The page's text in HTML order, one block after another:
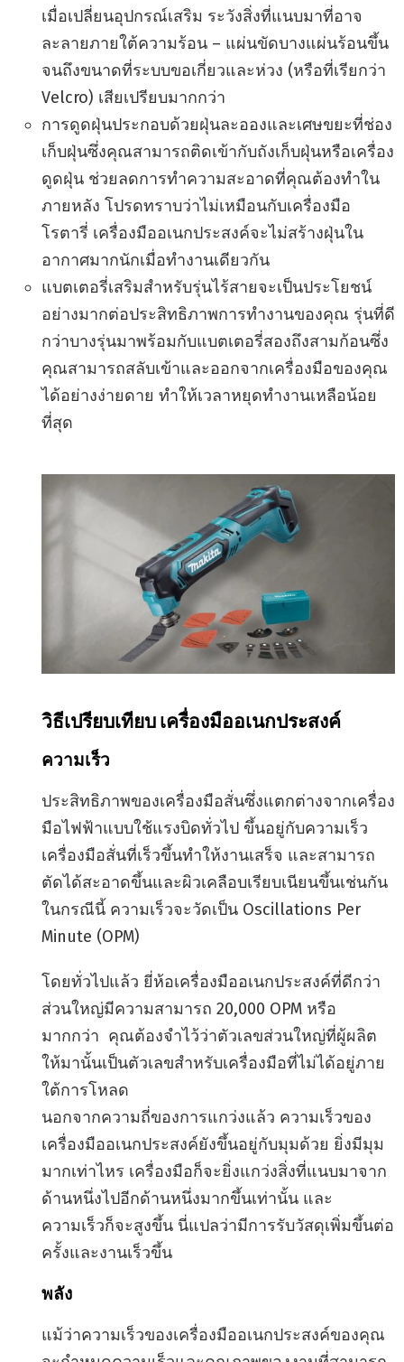
เมื่อเปลี่ยนอุปกรณ์เสริม ระวังสิ่งที่แนบมาที่อาจ
ละลายภายใต้ความร้อน – แผ่นขัดบางแผ่นร้อนขึ้น
จนถึงขนาดที่ระบบขอเกี่ยวและห่วง (หรือที่เรียกว่า
Velcro) เสียเปรียบมากกว่า
การดูดฝุ่นประกอบด้วยฝุ่นละอองและเศษขยะที่ช่อง
เก็บฝุ่นซึ่งคุณสามารถติดเข้ากับถังเก็บฝุ่นหรือเครื่อง
ดูดฝุ่น ช่วยลดการทำความสะอาดที่คุณต้องทำใน
ภายหลัง โปรดทราบว่าไม่เหมือนกับเครื่องมือ
โรตารี่ เครื่องมืออเนกประสงค์จะไม่สร้างฝุ่นใน
อากาศมากนักเมื่อทำงานเดียวกัน
แบตเตอรี่เสริมสำหรับรุ่นไร้สายจะเป็นประโยชน์
อย่างมากต่อประสิทธิภาพการทำงานของคุณ รุ่นที่ดี
กว่าบางรุ่นมาพร้อมกับแบตเตอรี่สองถึงสามก้อนซึ่ง
คุณสามารถสลับเข้าและออกจากเครื่องมือของคุณ
ได้อย่างง่ายดาย ทำให้เวลาหยุดทำงานเหลือน้อย
ที่สุด
วิธีเปรียบเทียบ เครื่องมืออเนกประสงค์
ความเร็ว
ประสิทธิภาพของเครื่องมือสั่นซึ่งแตกต่างจากเครื่อง
มือไฟฟ้าแบบใช้แรงบิดทั่วไป ขึ้นอยู่กับความเร็ว
เครื่องมือสั่นที่เร็วขึ้นทำให้งานเสร็จ และสามารถ
ตัดได้สะอาดขึ้นและผิวเคลือบเรียบเนียนขึ้นเช่นกัน
ในกรณีนี้ ความเร็วจะวัดเป็น Oscillations Per
Minute (OPM)
โดยทั่วไปแล้ว ยี่ห้อเครื่องมืออเนกประสงค์ที่ดีกว่า
ส่วนใหญ่มีความสามารถ 20,000 OPM หรือ
มากกว่า คุณต้องจำไว้ว่าตัวเลขส่วนใหญ่ที่ผู้ผลิต
ให้มานั้นเป็นตัวเลขสำหรับเครื่องมือที่ไม่ได้อยู่ภาย
ใต้การโหลด
นอกจากความถี่ของการแกว่งแล้ว ความเร็วของ
เครื่องมืออเนกประสงค์ยังขึ้นอยู่กับมุมด้วย ยิ่งมีมุม
มากเท่าไหร เครื่องมือก็จะยิ่งแกว่งสิ่งที่แนบมาจาก
ด้านหนึ่งไปอีกด้านหนึ่งมากขึ้นเท่านั้น และ
ความเร็วก็จะสูงขึ้น นี่แปลว่ามีการรับวัสดุเพิ่มขึ้นต่อ
ครั้งและงานเร็วขึ้น
พลัง
แม้ว่าความเร็วของเครื่องมืออเนกประสงค์ของคุณ